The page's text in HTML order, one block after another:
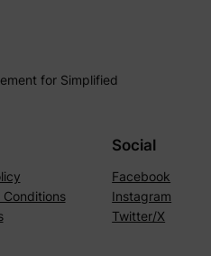
for Simplified
Conditions
Social
Facebook
Instagram
Twitter/X